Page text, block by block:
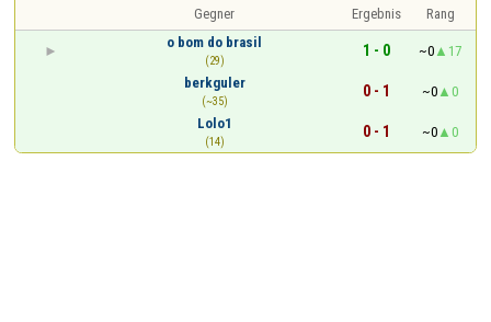
Gegner Ergebnis
Rang
o bom do brasil
(29)
1 - 0 ~0
17
berkguler
(~35)
0 - 1 ~0
0
Lolo1
(14)
0 - 1 ~0 0